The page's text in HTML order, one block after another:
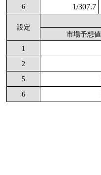
6 1/307.7
設定
市場予想値
1
2
5
6